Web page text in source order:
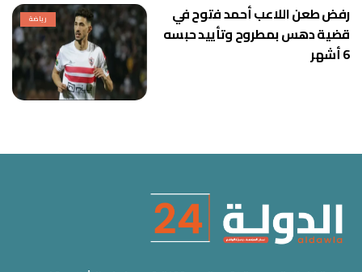
رياضة
رفض طعن اللاعب أحمد فتوح في
قضية دهس بمطروح وتأييد حبسه
6 أشهر